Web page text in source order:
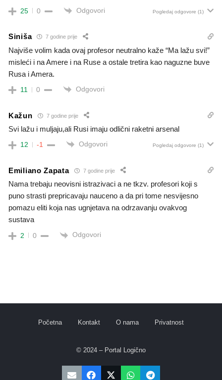
25 0 Odgovori Pogledaj odgovore (1)
Siniša 7 godine prije
Najviše volim kada ovaj profesor neutralno kaže “Ma lažu svi!”
misleći i na Amere i na Ruse a ostale tretira kao naguzne buve
Rusa i Amera.
11 0 Odgovori
Kažun 7 godine prije
Svi lažu i muljaju,ali Rusi imaju odlični raketni arsenal
12 -1 Odgovori Pogledaj odgovore (1)
Emiliano Zapata 7 godine prije
Nama trebaju neovisni istrazivaci a ne tkzv. profesori koji s
puno strasti prepricavaju nauceno a da pri tome nesvijesno
pomazu eliti koja nas ugnjetava na odrzavanju ovakvog
sustava
2 0 Odgovori
Početna Kontakt O nama Privatnost
© 2024 – Portal Logično